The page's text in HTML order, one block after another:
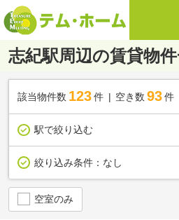
志紀駅周辺の賃貸物
該当物件数 123件 空き数 93 件
駅で絞り込む
絞り込み条件： なし
空室のみ